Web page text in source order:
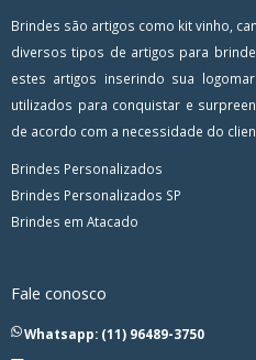
Brindes são artigos como kit vinho,
diversos tipos de artigos para
estes artigos inserindo sua
utilizados para conquistar e
de acordo com a necessidade do
Brindes Personalizados
Brindes Personalizados SP
Brindes em Atacado
Fale conosco
Whatsapp: (11) 96489-3750